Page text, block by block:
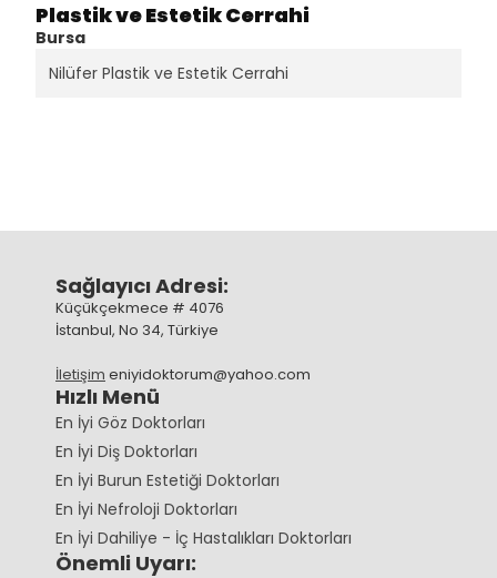
Plastik ve Estetik Cerrahi
Bursa
Nilüfer Plastik ve Estetik Cerrahi
Sağlayıcı Adresi:
Küçükçekmece # 4076
İstanbul, No 34, Türkiye
İletişim eniyidoktorum@yahoo.com
Hızlı Menü
En İyi Göz Doktorları
En İyi Diş Doktorları
En İyi Burun Estetiği Doktorları
En İyi Nefroloji Doktorları
En İyi Dahiliye - İç Hastalıkları Doktorları
Önemli Uyarı: